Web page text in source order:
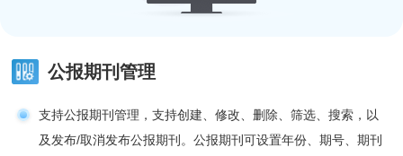
公报期刊管理
支持公报期刊管理，支持创建、修改、删除、筛选、搜索，以
及发布/取消发布公报期刊。公报期刊可设置年份、期号、期刊